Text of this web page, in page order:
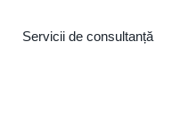
Servicii de consultanță